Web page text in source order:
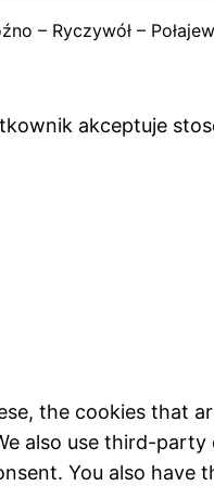
– Ryczywół –
akceptuje
the cookies that
also use third-party
You also